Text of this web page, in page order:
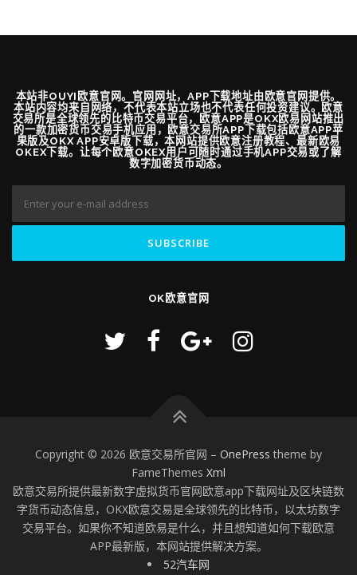
本站非OUYI欧意官网。官网网址，APP下载地址由欧意官网提供。
本站内容均来自网络，不代表本站立场也不代表任何投资建议。欧意
交易所是全球领先的比特币交易平台，欧意APP是OKX欧易网站推出
的一款加密货币交易手机应用，欧意交易所APP下载包括欧意APP苹
果版及OKX APP安卓版下载，本网站提供欧意注册教程、最新欧易
OKEX下载。让每个欧意OKEX用户可随时通过手机APP交易或了解
数字加密货币动态。
OK欧意官网
Copyright © 2026 欧意交易所官网 – OnePress theme by
FameThemes Xml
欧意交易所提供最新数字虚拟货币官网欧意app下载网址及区块链数
字货币动态信息，OKX欧意交易是全球领先的比特币，以太坊数字
交易平台。如果你不知道欧易是什么，并且想知道如何下载欧意
APP最新版，本网站提供解决方案。
52汽车网